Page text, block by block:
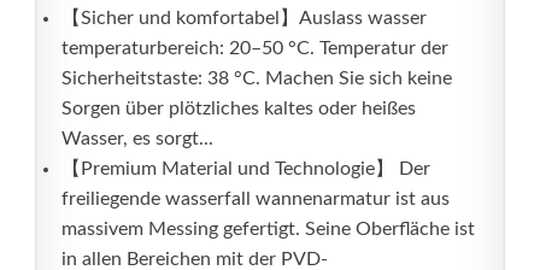
【Sicher und komfortabel】Auslass wasser
temperaturbereich: 20–50 °C. Temperatur der
Sicherheitstaste: 38 °C. Machen Sie sich keine
Sorgen über plötzliches kaltes oder heißes
Wasser, es sorgt...
【Premium Material und Technologie】 Der
freiliegende wasserfall wannenarmatur ist aus
massivem Messing gefertigt. Seine Oberfläche ist
in allen Bereichen mit der PVD-